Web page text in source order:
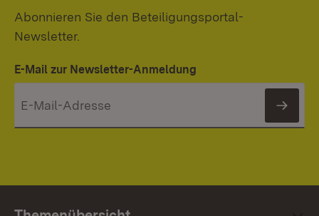
Abonnieren Sie den Beteiligungsportal-
Newsletter.
E-Mail zur Newsletter-Anmeldung